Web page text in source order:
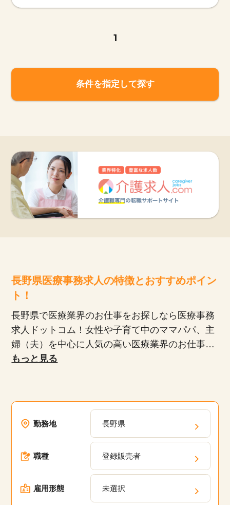
1
条件を指定して探す
長野県医療事務求人の特徴とおすすめポイン
ト！
長野県で医療業界のお仕事をお探しなら医療事務
求人ドットコム！女性や子育て中のママパパ、主
婦（夫）を中心に人気の高い医療業界のお仕事。
最近のお仕事選びの傾向は、自宅からの通いやす
比較的未経験でも始めやすく、スキルを身につけ
医療業界に特化しているからこそ、医療事務求人
ドットコムでは他サイトでは見られない求人を多
数ご用意しています。
もっと見る
勤務地 長野県
職種 登録販売者
雇用形態 未選択